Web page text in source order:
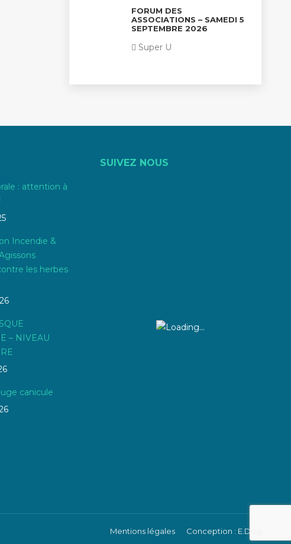
FORUM DES
ASSOCIATIONS – SAMEDI 5
SEPTEMBRE 2026
Super U
: attention à
Incendie &
les herbes
– NIVEAU
canicule
SUIVEZ NOUS
Mentions légales Conception : E.Dog